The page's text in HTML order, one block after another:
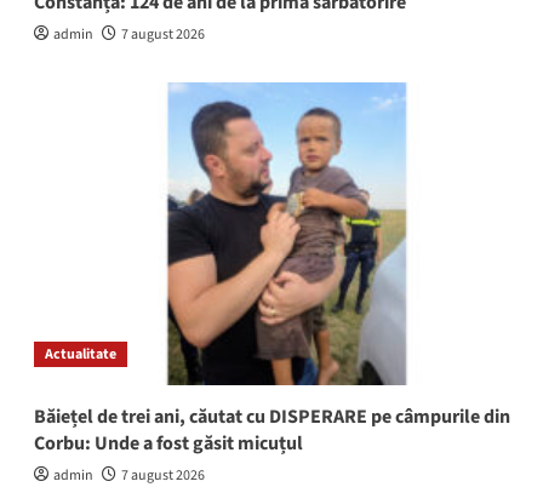
admin 7 august 2026
Actualitate
Băiețel de trei ani, căutat cu DISPERARE pe câmpurile din
Corbu: Unde a fost găsit micuțul
admin 7 august 2026